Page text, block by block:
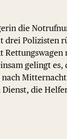
die
drei Polizisten
gelingt
die